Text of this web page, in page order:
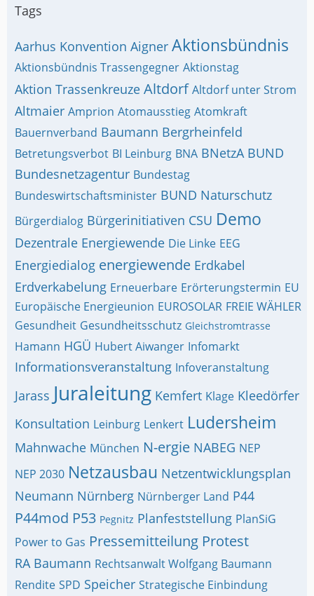
Tags
Aarhus Konvention Aigner Aktionsbündnis
Aktionsbündnis Trassengegner Aktionstag
Aktion Trassenkreuze Altdorf Altdorf unter Strom
Altmaier Amprion Atomausstieg Atomkraft
Bauernverband Baumann Bergrheinfeld
Betretungsverbot BI Leinburg BNA BNetzA BUND
Bundesnetzagentur Bundestag
Bundeswirtschaftsminister BUND Naturschutz
Bürgerdialog Bürgerinitiativen CSU Demo
Dezentrale Energiewende Die Linke EEG
Energiedialog energiewende Erdkabel
Erdverkabelung Erneuerbare Erörterungstermin EU
Europäische Energieunion EUROSOLAR FREIE WÄHLER
Gesundheit Gesundheitsschutz Gleichstromtrasse
Hamann HGÜ Hubert Aiwanger Infomarkt
Informationsveranstaltung Infoveranstaltung
Jarass Juraleitung Kemfert Klage Kleedörfer
Konsultation Leinburg Lenkert Ludersheim
Mahnwache München N-ergie NABEG NEP
NEP 2030 Netzausbau Netzentwicklungsplan
Neumann Nürnberg Nürnberger Land P44
P44mod P53 Pegnitz Planfeststellung PlanSiG
Power to Gas Pressemitteilung Protest
RA Baumann Rechtsanwalt Wolfgang Baumann
Rendite SPD Speicher Strategische Einbindung